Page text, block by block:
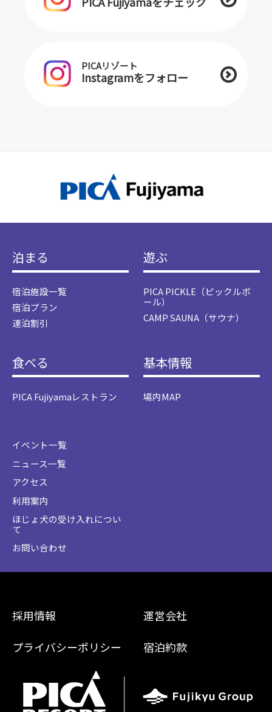
PICAリゾート
Instagramをフォロー
泊まる
宿泊施設一覧
宿泊プラン
連泊割引
遊ぶ
PICA PICKLE（ピックルボ
ール）
CAMP SAUNA（サウナ）
食べる
PICA Fujiyamaレストラン
基本情報
場内MAP
イベント一覧
ニュース一覧
アクセス
利用案内
ほじょ犬の受け入れについ
て
お問い合わせ
採用情報 運営会社
プライバシーポリシー 宿泊約款